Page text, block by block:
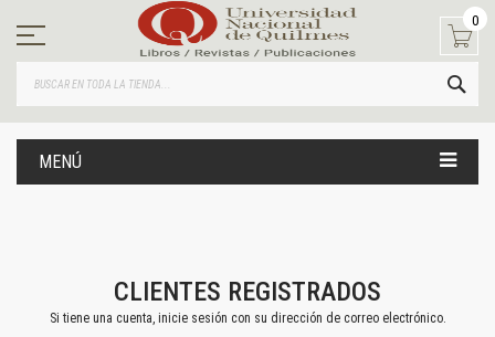
contenido
0
MENÚ
CLIENTES REGISTRADOS
Si tiene una cuenta, inicie sesión con su dirección de correo electrónico.